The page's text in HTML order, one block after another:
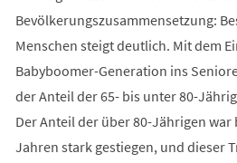
Bevölkerungszusammensetzung:
Menschen steigt deutlich. Mit dem
Babyboomer-Generation ins
der Anteil der 65- bis unter 80-
Der Anteil der über 80-Jährigen
Jahren stark gestiegen, und dieser